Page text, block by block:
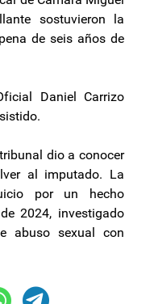
sostuvieron la
de seis años de
Daniel Carrizo
dio a conocer
al imputado. La
por un hecho
2024, investigado
abuso sexual con